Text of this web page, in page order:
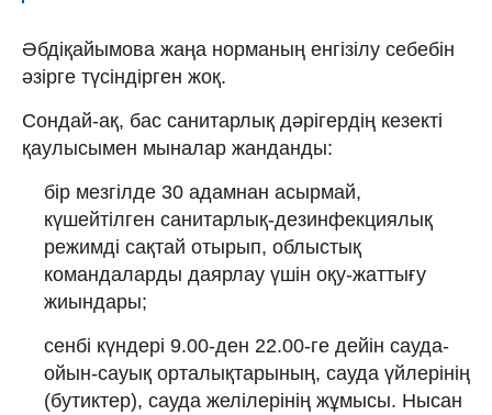
Әбдіқайымова жаңа норманың енгізілу себебін
әзірге түсіндірген жоқ.
Сондай-ақ, бас санитарлық дәрігердің кезекті
қаулысымен мыналар жанданды:
бір мезгілде 30 адамнан асырмай,
күшейтілген санитарлық-дезинфекциялық
режимді сақтай отырып, облыстық
командаларды даярлау үшін оқу-жаттығу
жиындары;
сенбі күндері 9.00-ден 22.00-ге дейін сауда-
ойын-сауық орталықтарының, сауда үйлерінің
(бутиктер), сауда желілерінің жұмысы. Нысан